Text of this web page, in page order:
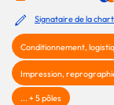
Signataire de la
Conditionnement,
Impression,
... + 5 pôles